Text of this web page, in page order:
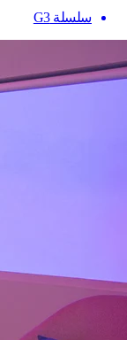
سلسلة G3